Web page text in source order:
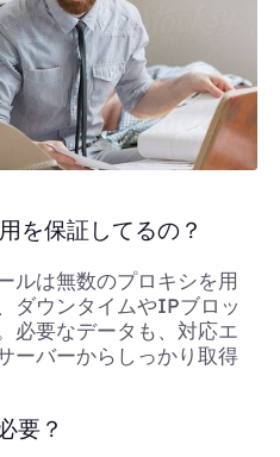
を保証してるの？
ルは無数のプロキシを用
ダウンタイムやIPブロッ
必要なデータも、対応エ
ーバーからしっかり取得
要？